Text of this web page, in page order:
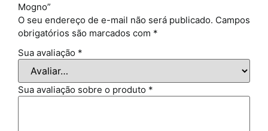
Mogno”
O seu endereço de e-mail não será publicado. Campos
obrigatórios são marcados com *
Sua avaliação *
Sua avaliação sobre o produto *